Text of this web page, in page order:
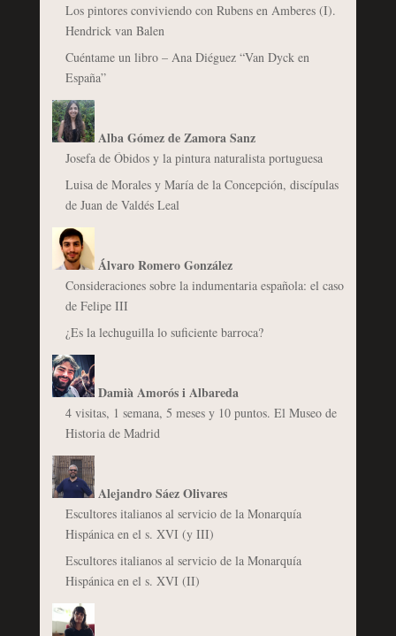
Los pintores conviviendo con Rubens en Amberes (I).
Hendrick van Balen
Cuéntame un libro – Ana Diéguez “Van Dyck en
España”
Alba Gómez de Zamora Sanz
Josefa de Óbidos y la pintura naturalista portuguesa
Luisa de Morales y María de la Concepción, discípulas
de Juan de Valdés Leal
Álvaro Romero González
Consideraciones sobre la indumentaria española: el caso
de Felipe III
¿Es la lechuguilla lo suficiente barroca?
Damià Amorós i Albareda
4 visitas, 1 semana, 5 meses y 10 puntos. El Museo de
Historia de Madrid
Alejandro Sáez Olivares
Escultores italianos al servicio de la Monarquía
Hispánica en el s. XVI (y III)
Escultores italianos al servicio de la Monarquía
Hispánica en el s. XVI (II)